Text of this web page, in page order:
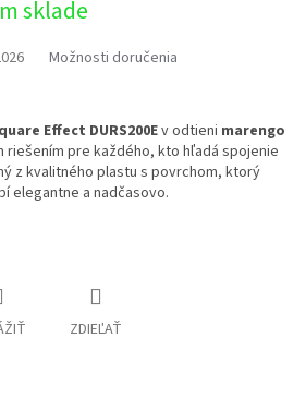
sklade
Možnosti doručenia
Effect DURS200Ev odtieni marengo
riešením pre každého, kto hľadá spojenie
z kvalitného plastu s povrchom, ktorý
elegantne a nadčasovo.
ZDIEĽAŤ